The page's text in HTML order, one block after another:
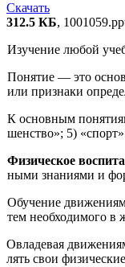
Скачать
312.5 КБ,
Изучение любой
Понятие — это
или признаки
К основным
шенство»; 5)
Физическое
ными знаниями и
Обучение
тем необходимого в
Овладевая
лять свои